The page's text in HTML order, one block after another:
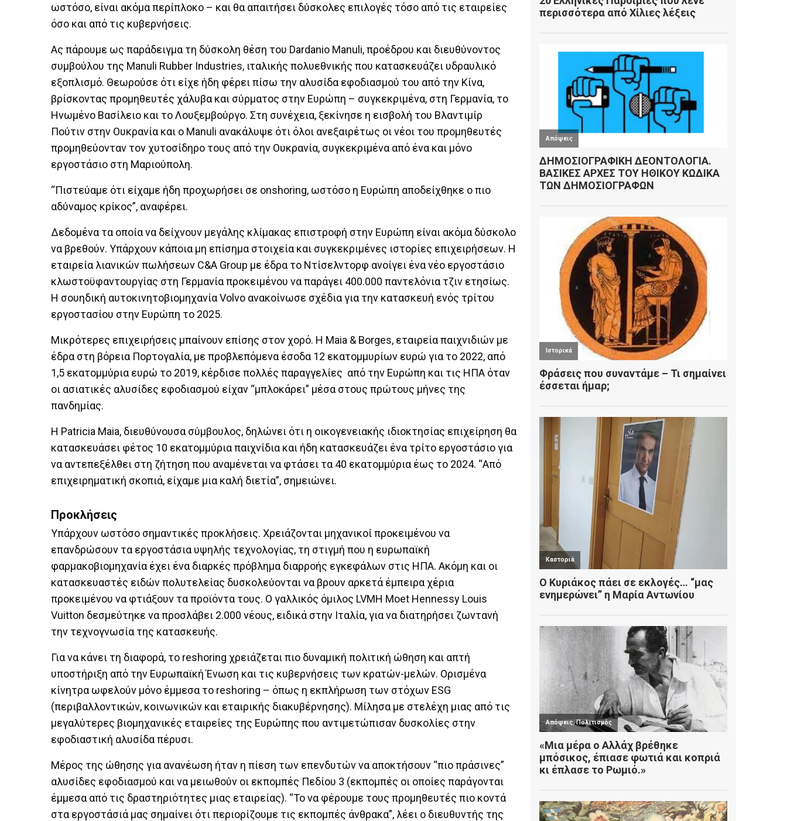
ωστόσο, είναι ακόμα περίπλοκο – και θα απαιτήσει δύσκολες επιλογές τόσο από τις εταιρείες
όσο και από τις κυβερνήσεις.
Ας πάρουμε ως παράδειγμα τη δύσκολη θέση του Dardanio Manuli, προέδρου και διευθύνοντος
συμβούλου της Manuli Rubber Industries, ιταλικής πολυεθνικής που κατασκευάζει υδραυλικό
εξοπλισμό. Θεωρούσε ότι είχε ήδη φέρει πίσω την αλυσίδα εφοδιασμού του από την Κίνα,
βρίσκοντας προμηθευτές χάλυβα και σύρματος στην Ευρώπη – συγκεκριμένα, στη Γερμανία, το
Ηνωμένο Βασίλειο και το Λουξεμβούργο. Στη συνέχεια, ξεκίνησε η εισβολή του Βλαντιμίρ
Πούτιν στην Ουκρανία και ο Manuli ανακάλυψε ότι όλοι ανεξαιρέτως οι νέοι του προμηθευτές
προμηθεύονταν τον χυτοσίδηρο τους από την Ουκρανία, συγκεκριμένα από ένα και μόνο
εργοστάσιο στη Μαριούπολη.
“Πιστεύαμε ότι είχαμε ήδη προχωρήσει σε onshoring, ωστόσο η Ευρώπη αποδείχθηκε ο πιο
αδύναμος κρίκος”, αναφέρει.
Δεδομένα τα οποία να δείχνουν μεγάλης κλίμακας επιστροφή στην Ευρώπη είναι ακόμα δύσκολο
να βρεθούν. Υπάρχουν κάποια μη επίσημα στοιχεία και συγκεκριμένες ιστορίες επιχειρήσεων. Η
εταιρεία λιανικών πωλήσεων C&A Group με έδρα το Ντίσελντορφ ανοίγει ένα νέο εργοστάσιο
κλωστοϋφαντουργίας στη Γερμανία προκειμένου να παράγει 400.000 παντελόνια τζιν ετησίως.
Η σουηδική αυτοκινητοβιομηχανία Volvo ανακοίνωσε σχέδια για την κατασκευή ενός τρίτου
εργοστασίου στην Ευρώπη το 2025.
Μικρότερες επιχειρήσεις μπαίνουν επίσης στον χορό. Η Maia & Borges, εταιρεία παιχνιδιών με
έδρα στη βόρεια Πορτογαλία, με προβλεπόμενα έσοδα 12 εκατομμυρίων ευρώ για το 2022, από
1,5 εκατομμύρια ευρώ το 2019, κέρδισε πολλές παραγγελίες από την Ευρώπη και τις ΗΠΑ όταν
οι ασιατικές αλυσίδες εφοδιασμού είχαν “μπλοκάρει” μέσα στους πρώτους μήνες της
πανδημίας.
Η Patricia Maia, διευθύνουσα σύμβουλος, δηλώνει ότι η οικογενειακής ιδιοκτησίας επιχείρηση θα
κατασκευάσει φέτος 10 εκατομμύρια παιχνίδια και ήδη κατασκευάζει ένα τρίτο εργοστάσιο για
να αντεπεξέλθει στη ζήτηση που αναμένεται να φτάσει τα 40 εκατομμύρια έως το 2024. “Από
επιχειρηματική σκοπιά, είχαμε μια καλή διετία”, σημειώνει.
Προκλήσεις
Υπάρχουν ωστόσο σημαντικές προκλήσεις. Χρειάζονται μηχανικοί προκειμένου να
επανδρώσουν τα εργοστάσια υψηλής τεχνολογίας, τη στιγμή που η ευρωπαϊκή
φαρμακοβιομηχανία έχει ένα διαρκές πρόβλημα διαρροής εγκεφάλων στις ΗΠΑ. Ακόμη και οι
κατασκευαστές ειδών πολυτελείας δυσκολεύονται να βρουν αρκετά έμπειρα χέρια
προκειμένου να φτιάξουν τα προϊόντα τους. Ο γαλλικός όμιλος LVMH Moet Hennessy Louis
Vuitton δεσμεύτηκε να προσλάβει 2.000 νέους, ειδικά στην Ιταλία, για να διατηρήσει ζωντανή
την τεχνογνωσία της κατασκευής.
Για να κάνει τη διαφορά, το reshoring χρειάζεται πιο δυναμική πολιτική ώθηση και απτή
υποστήριξη από την Ευρωπαϊκή Ένωση και τις κυβερνήσεις των κρατών-μελών. Ορισμένα
κίνητρα ωφελούν μόνο έμμεσα το reshoring – όπως η εκπλήρωση των στόχων ESG
(περιβαλλοντικών, κοινωνικών και εταιρικής διακυβέρνησης). Μίλησα με στελέχη μιας από τις
μεγαλύτερες βιομηχανικές εταιρείες της Ευρώπης που αντιμετώπισαν δυσκολίες στην
εφοδιαστική αλυσίδα πέρυσι.
Μέρος της ώθησης για ανανέωση ήταν η πίεση των επενδυτών να αποκτήσουν “πιο πράσινες”
αλυσίδες εφοδιασμού και να μειωθούν οι εκπομπές Πεδίου 3 (εκπομπές οι οποίες παράγονται
έμμεσα από τις δραστηριότητες μιας εταιρείας). “Το να φέρουμε τους προμηθευτές πιο κοντά
στα εργοστάσιά μας σημαίνει ότι περιορίζουμε τις εκπομπές άνθρακα”, λέει ο διευθυντής της